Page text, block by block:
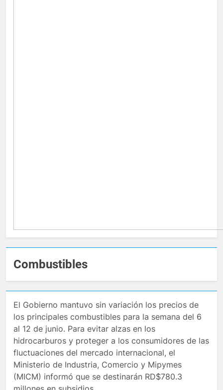
Combustibles
El Gobierno mantuvo sin variación los precios de
los principales combustibles para la semana del 6
al 12 de junio. Para evitar alzas en los
hidrocarburos y proteger a los consumidores de las
fluctuaciones del mercado internacional, el
Ministerio de Industria, Comercio y Mipymes
(MICM) informó que se destinarán RD$780.3